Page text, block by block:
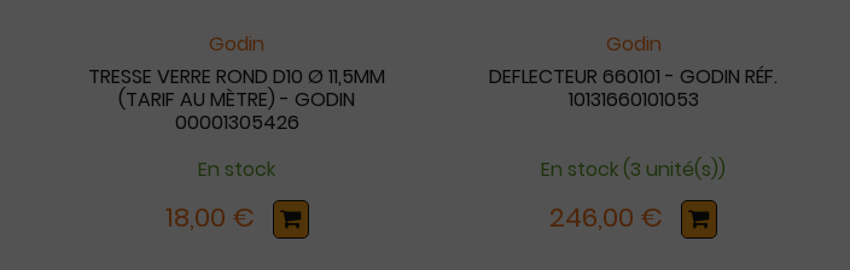
Godin
TRESSE VERRE ROND D10 Ø 11,5MM
(TARIF AU MÈTRE) - GODIN
00001305426
En stock
18,00 €
Godin
DEFLECTEUR 660101 - GODIN RÉF.
10131660101053
En stock (3 unité(s))
246,00 €